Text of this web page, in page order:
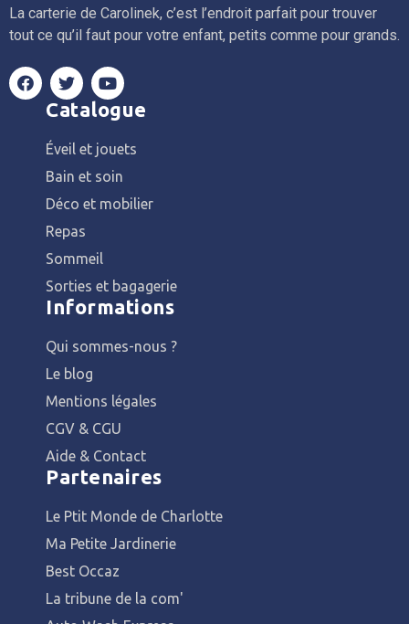
La carterie de Carolinek, c’est l’endroit parfait pour trouver
tout ce qu’il faut pour votre enfant, petits comme pour grands.
Catalogue
Éveil et jouets
Bain et soin
Déco et mobilier
Repas
Sommeil
Sorties et bagagerie
Informations
Qui sommes-nous ?
Le blog
Mentions légales
CGV & CGU
Aide & Contact
Partenaires
Le Ptit Monde de Charlotte
Ma Petite Jardinerie
Best Occaz
La tribune de la com'